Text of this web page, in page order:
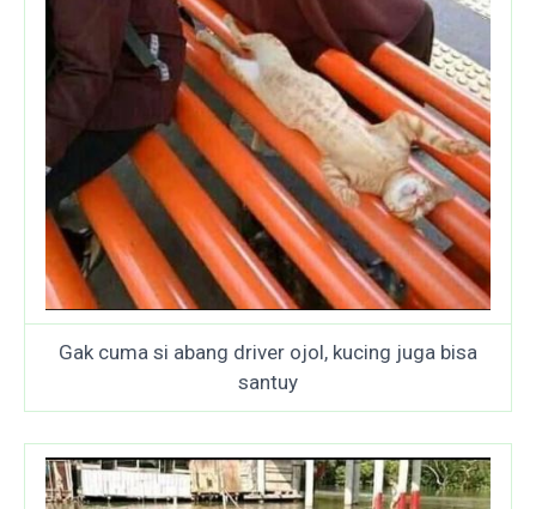
Gak cuma si abang driver ojol, kucing juga bisa
santuy